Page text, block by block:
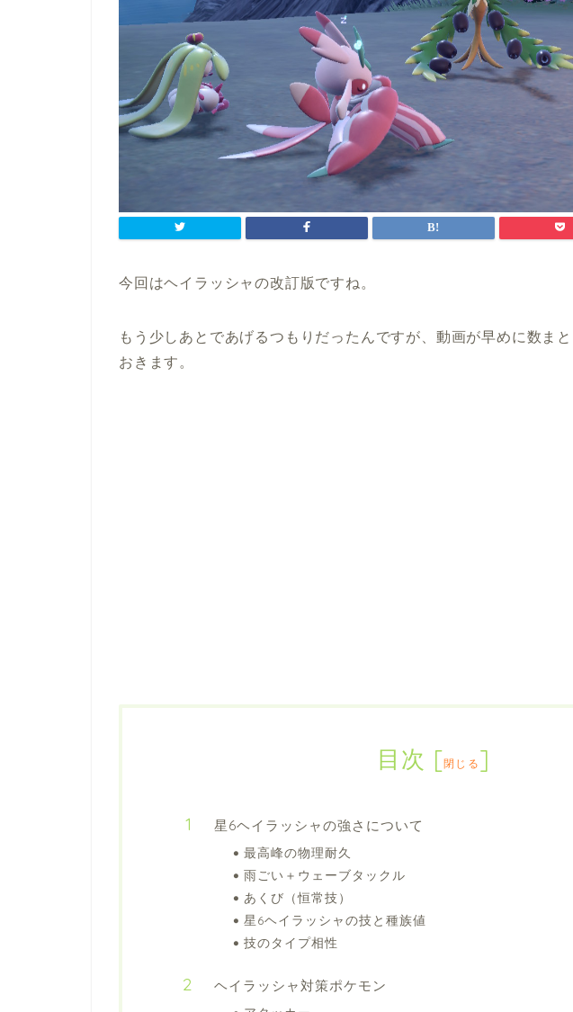
今回はヘイラッシャの改訂版ですね。
もう少しあとであげるつもりだったんですが、動画が早めに数ま
おきます。
目次 [閉じる ]
星6ヘイラッシャの強さについて
最高峰の物理耐久
雨ごい＋ウェーブタックル
あくび（恒常技）
星6ヘイラッシャの技と種族値
技のタイプ相性
ヘイラッシャ対策ポケモン